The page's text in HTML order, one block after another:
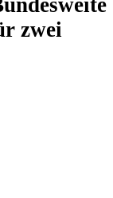
zwei